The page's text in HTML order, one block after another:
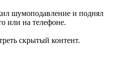
шумоподавление и поднял
или на телефоне.
скрытый контент.